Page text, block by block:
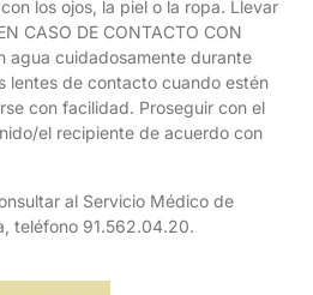
los ojos, la piel o la ropa. Llevar
CASO DE CONTACTO CON
agua cuidadosamente durante
lentes de contacto cuando estén
con facilidad. Proseguir con el
el recipiente de acuerdo con
al Servicio Médico de
teléfono 91.562.04.20.